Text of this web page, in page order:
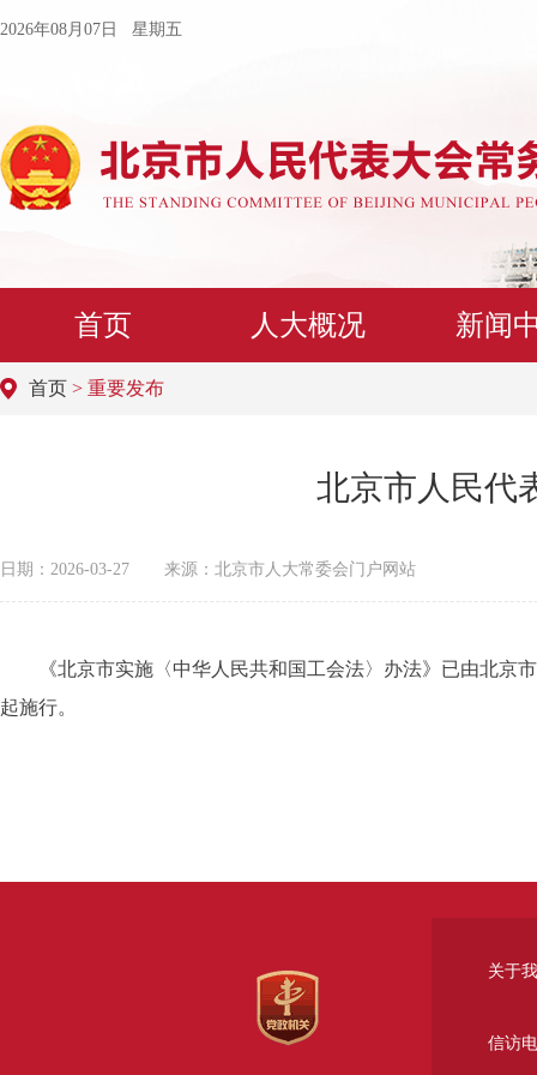
2026年08月07日 星期五
首页 人大概况 新闻
首页 > 重要发布
北京市人民代
日期：2026-03-27 来源：北京市人大常委会门户网站
《北京市实施〈中华人民共和国工会法〉办法》已由北京市
起施行。
关于
信访